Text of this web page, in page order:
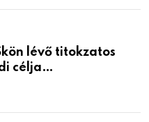
lévő titokzatos
célja…